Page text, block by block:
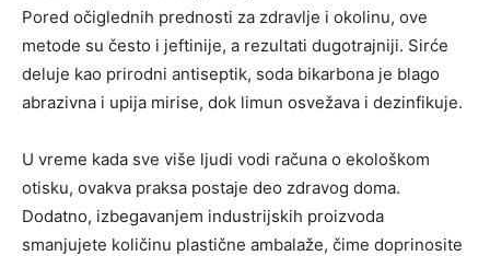
Pored očiglednih prednosti za zdravlje i okolinu, ove
metode su često i jeftinije, a rezultati dugotrajniji. Sirće
deluje kao prirodni antiseptik, soda bikarbona je blago
abrazivna i upija mirise, dok limun osvežava i dezinfikuje.
U vreme kada sve više ljudi vodi računa o ekološkom
otisku, ovakva praksa postaje deo zdravog doma.
Dodatno, izbegavanjem industrijskih proizvoda
smanjujete količinu plastične ambalaže, čime doprinosite